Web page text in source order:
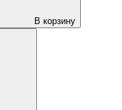
В корзину